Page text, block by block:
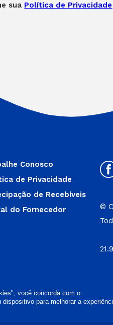
sua Política de Privacidade
Conosco
de Privacidade
de Recebíveis
do Fornecedor
©
você concorda com o
para melhorar a